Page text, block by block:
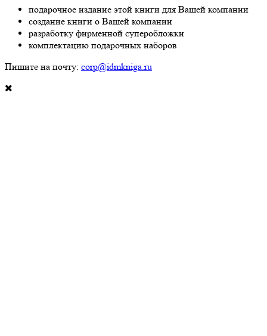
подарочное издание этой книги для Вашей компании
создание книги о Вашей компании
разработку фирменной суперобложки
комплектацию подарочных наборов
Пишите на почту: corp@idmkniga.ru